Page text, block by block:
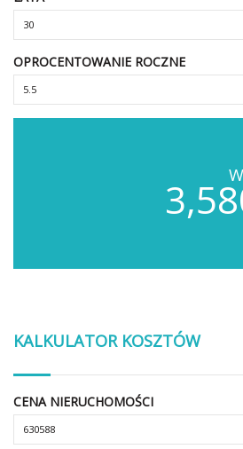
OPROCENTOWANIE ROCZNE
KALKULATOR KOSZTÓW
CENA NIERUCHOMOŚCI